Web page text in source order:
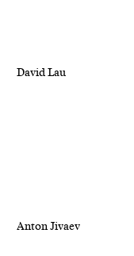
David Lau
Anton Jivaev